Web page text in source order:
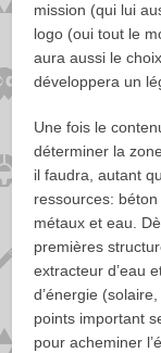
mission (qui lui
logo (oui tout le
aura aussi le
développera un
Une fois le
déterminer la
il faudra, autant
ressources:
métaux et eau.
premières
extracteur d’eau
d’énergie
points important
pour acheminer